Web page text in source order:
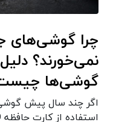
چرا گوشی‌های
گوشی‌ها
اگر چند سال پیش گوشی